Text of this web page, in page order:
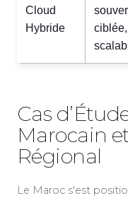
Cloud
Hybride
ciblée,
Cas
Marocain
Régional
Le Maroc s'est